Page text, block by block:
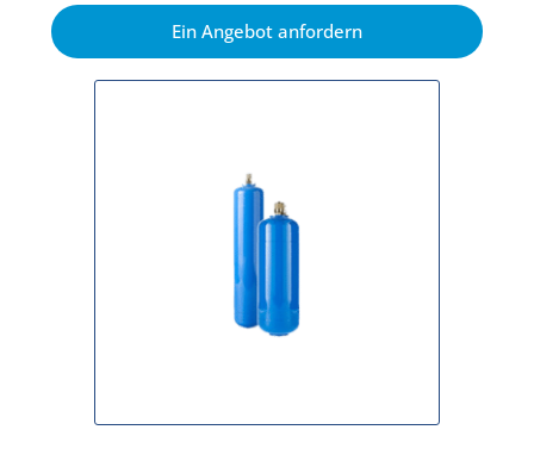
Ein Angebot anfordern